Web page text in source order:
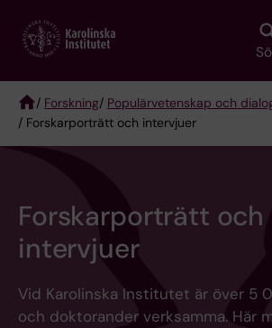
main
Breadcrumb
/ Forskning/ Populärvetenskap och
/ Forskarporträtt och intervjuer
Forskarporträtt och
intervjuer
Vid Karolinska Institutet är över 5
och doktorander verksamma. Här